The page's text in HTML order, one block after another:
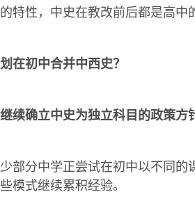
特性，中史在教改前后都是高中
在初中合并中西史？
续确立中史为独立科目的政策方
部分中学正尝试在初中以不同
模式继续累积经验。